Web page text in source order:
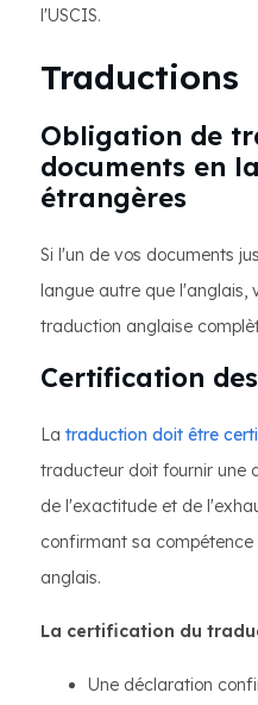
l'USCIS.
Traductions
Obligation de
documents en
étrangères
Si l'un de vos documents
langue autre que l'anglais,
traduction anglaise
Certification
La traduction doit être
traducteur doit fournir une
de l'exactitude et de
confirmant sa
anglais.
La certification du
Une déclaration